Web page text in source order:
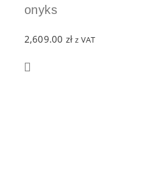
onyks
2,609.00 zł z VAT